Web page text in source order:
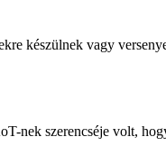
készülnek vagy
nek szerencséje volt,